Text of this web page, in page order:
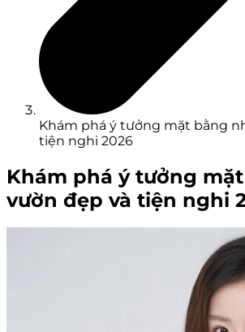
Khám phá ý tưởng mặt bằng
tiện nghi 2026
Khám phá ý tưởng
vườn đẹp và tiện nghi